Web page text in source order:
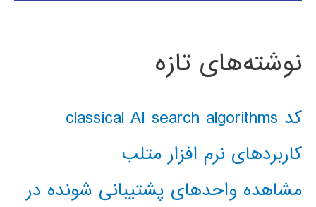
نوشته‌های تازه
کد classical AI search algorithms
کاربردهای نرم افزار متلب
مشاهده واحدهای پشتیبانی شونده در